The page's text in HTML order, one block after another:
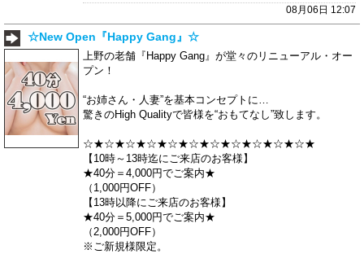
08月06日 12:07
☆New Open『Happy Gang』☆
上野の老舗『Happy Gang』が堂々のリニューアル・オー
プン！
“お姉さん・人妻”を基本コンセプトに…
驚きのHigh Qualityで皆様を“おもてなし”致します。
☆★☆★☆★☆★☆★☆★☆★☆★☆★☆★☆★
【10時～13時迄にご来店のお客様】
★40分＝4,000円でご案内★
（1,000円OFF）
【13時以降にご来店のお客様】
★40分＝5,000円でご案内★
（2,000円OFF）
※ご新規様限定。